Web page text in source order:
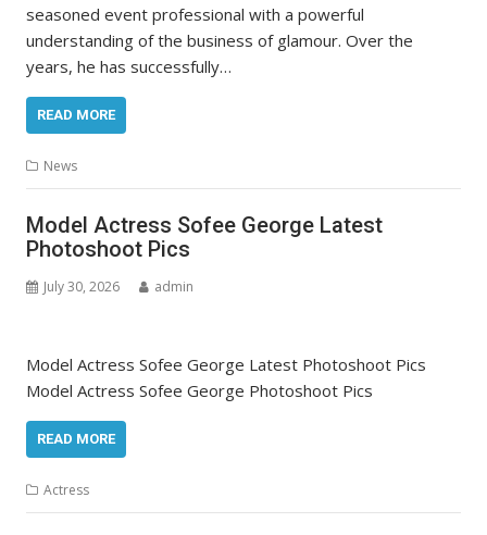
seasoned event professional with a powerful
understanding of the business of glamour. Over the
years, he has successfully…
READ MORE
News
Model Actress Sofee George Latest
Photoshoot Pics
July 30, 2026 admin
Model Actress Sofee George Latest Photoshoot Pics
Model Actress Sofee George Photoshoot Pics
READ MORE
Actress